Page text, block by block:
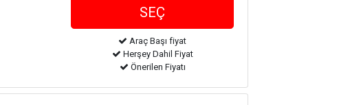
Araç Başı fiyat
Herşey Dahil Fiyat
Önerilen Fiyatı